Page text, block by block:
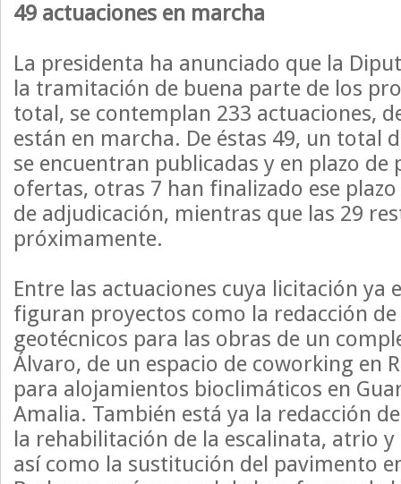
49 actuaciones en marcha
La presidenta ha anunciado que la
la tramitación de buena parte de los
total, se contemplan 233 actuaciones,
están en marcha. De éstas 49, un total
se encuentran publicadas y en plazo de
ofertas, otras 7 han finalizado ese
de adjudicación, mientras que las 29
próximamente.
Entre las actuaciones cuya licitación ya
figuran proyectos como la redacción
geotécnicos para las obras de un
Álvaro, de un espacio de coworking en
para alojamientos bioclimáticos en
Amalia. También está ya la redacción
la rehabilitación de la escalinata, atrio y
así como la sustitución del pavimento